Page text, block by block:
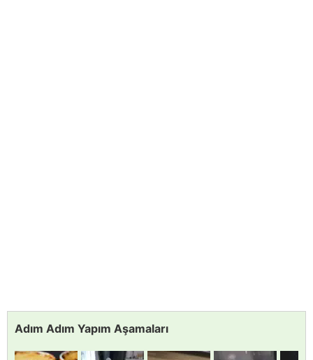
Adım Adım Yapım Aşamaları